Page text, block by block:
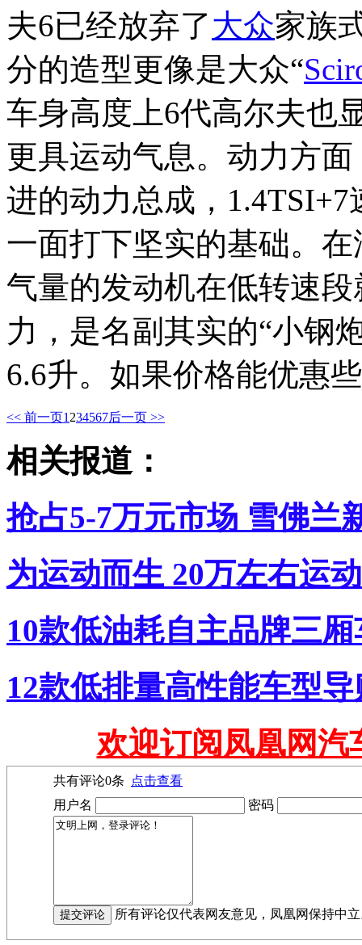
夫6已经放弃了大众家族
分的造型更像是大众“
车身高度上6代高尔夫也
更具运动气息。动力方
进的动力总成，1.4TSI+7
一面打下坚实的基础。
气量的发动机在低转速
力，是名副其实的“小钢
6.6升。如果价格能优惠
<< 前一页1 234567后一页 >>
相关报道：
抢占5-7万元市场 雪佛兰
为运动而生 20万左右运
10款低油耗自主品牌三
12款低排量高性能车型
欢迎订阅凤凰网汽
共有评论0条
点击查看
用户名
密码
所有评论仅代表网友意见，凤凰网保持中